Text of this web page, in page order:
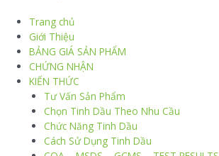
Trang chủ
Giới Thiệu
BẢNG GIÁ SẢN PHẨM
CHỨNG NHẬN
KIẾN THỨC
Tư Vấn Sản Phẩm
Chọn Tinh Dầu Theo Nhu Cầu
Chức Năng Tinh Dầu
Cách Sử Dụng Tinh Dầu